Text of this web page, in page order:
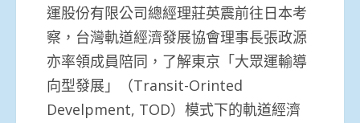
運股份有限公司總經理莊英震前往日本考
察，台灣軌道經濟發展協會理事長張政源
亦率領成員陪同，了解東京「大眾運輸導
向型發展」（Transit-Orinted
Develpment, TOD）模式下的軌道經濟